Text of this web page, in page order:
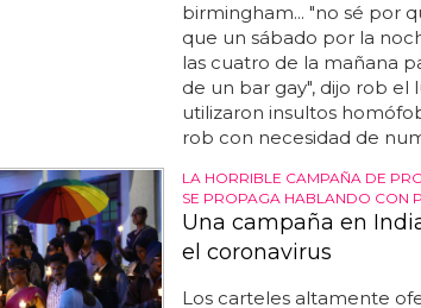
birmingham... "no sé por
que un sábado por la
las cuatro de la mañana
de un bar gay", dijo rob el
utilizaron insultos
rob con necesidad de
LA HORRIBLE CAMPAÑA DE
SE PROPAGA HABLANDO CON
Una campaña en
el coronavirus
Los carteles altamente